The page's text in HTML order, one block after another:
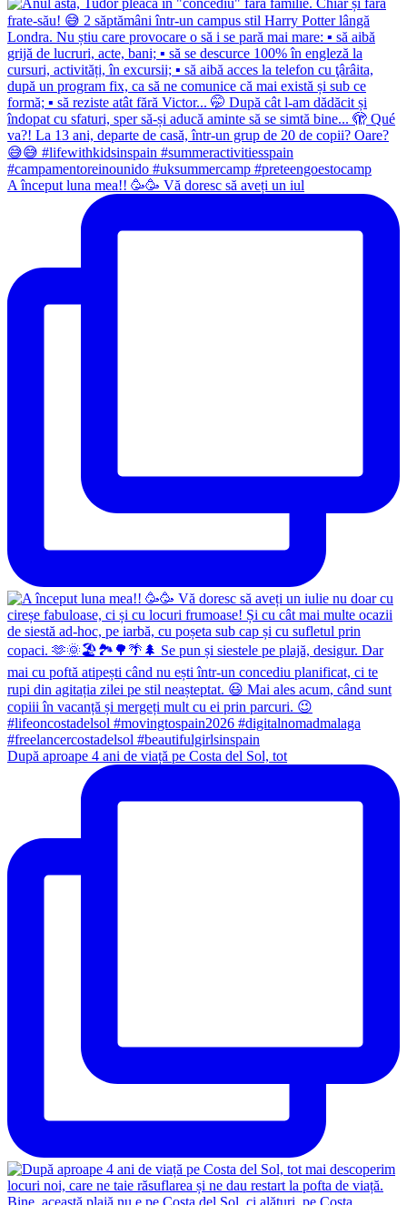
A început luna mea!! 🥳🥳 Vă doresc să aveți un iul
După aproape 4 ani de viață pe Costa del Sol, tot